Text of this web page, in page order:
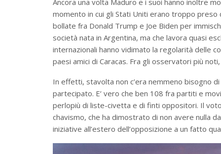
momento in cui gli Stati Uniti erano troppo
bollate fra Donald Trump e Joe Biden per
società nata in Argentina, ma che lavora quasi
internazionali hanno vidimato la regolarità delle
paesi amici di Caracas. Fra gli osservatori più
In effetti, stavolta non c’era nemmeno bisogno
partecipato. E’ vero che ben 108 fra partiti e
perlopiù di liste-civetta e di finti oppositori. Il
chavismo, che ha dimostrato di non avere nulla
iniziative all’estero dell’opposizione a un fatto